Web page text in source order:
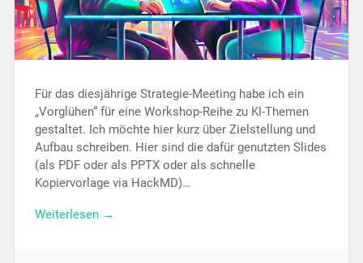
Für das diesjährige Strategie-Meeting habe ich ein
„Vorglühen“ für eine Workshop-Reihe zu KI-Themen
gestaltet. Ich möchte hier kurz über Zielstellung und
Aufbau schreiben. Hier sind die dafür genutzten Slides
(als PDF oder als PPTX oder als schnelle
Kopiervorlage via HackMD)…
Weiterlesen →